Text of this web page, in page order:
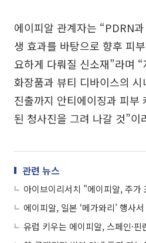
에이피알 관계자는 “PDRN
생 효과를 바탕으로 향후 피
요하게 다뤄질 신소재”라며
화장품과 뷰티 디바이스의
진출까지 안티에이징과 피부
된 청사진을 그려 나갈 것”이
관련 뉴스
에이피알, 일본 ‘메가와리’ 행사
유럽 키우는 에이피알, 스페인·